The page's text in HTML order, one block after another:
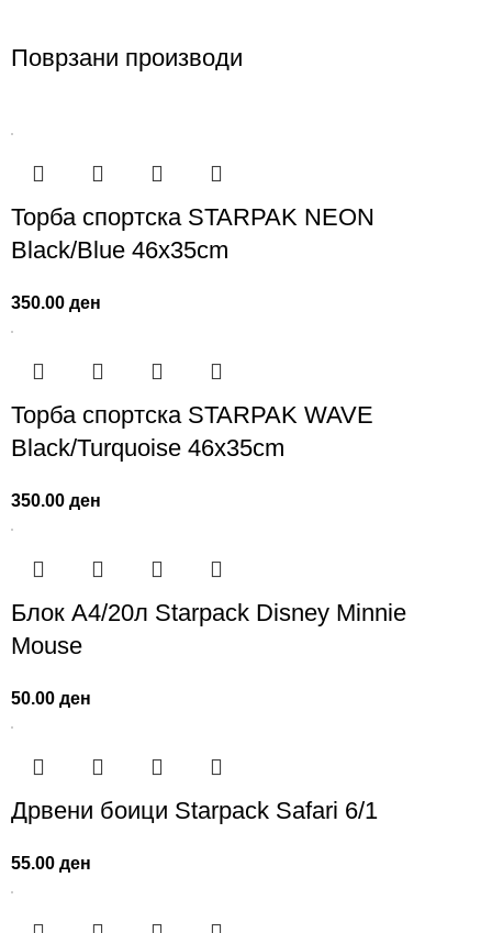
Поврзани производи
Торба спортска STARPAK NEON
Black/Blue 46х35cm
350.00ден
Торба спортска STARPAK WAVE
Black/Turquoise 46х35cm
350.00ден
Блок А4/20л Starpack Disney Minnie
Mouse
50.00ден
Дрвени боици Starpack Safari 6/1
55.00ден